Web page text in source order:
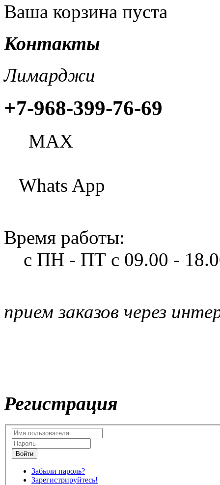
Ваша корзина пуста
Контакты
Лимарджи
+7-968-399-76-69
МАХ
Whats App
Время работы:
с ПН - ПТ с 09.00 -
прием заказов через
Регистрация
Забыли пароль?
Зарегистрируйтесь!